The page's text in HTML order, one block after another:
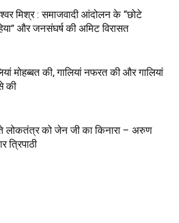
मिश्र : समाजवादी आंदोलन के “छोटे
और जनसंघर्ष की अमिट विरासत
मोहब्बत की, गालियां नफरत की और गालियां
की
लोकतंत्र को जेन जी का किनारा – अरुण
त्रिपाठी